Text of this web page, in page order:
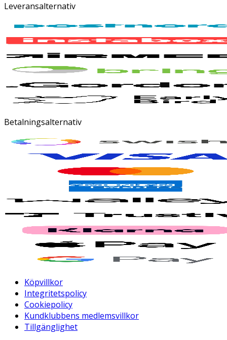
Leveransalternativ
Betalningsalternativ
Köpvillkor
Integritetspolicy
Cookiepolicy
Kundklubbens medlemsvillkor
Tillgänglighet